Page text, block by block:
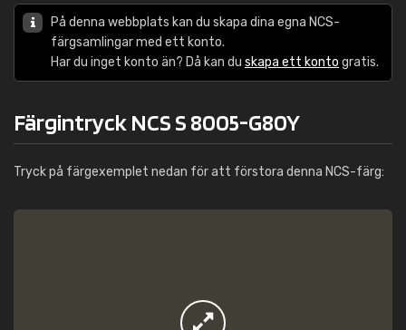
På denna webbplats kan du skapa dina egna NCS-
färgsamlingar med ett konto.
Har du inget konto än? Då kan du skapa ett konto gratis.
Färgintryck NCS S 8005-G80Y
Tryck på färgexemplet nedan för att förstora denna NCS-färg: